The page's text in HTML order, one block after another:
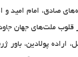
صادق، امام امید و
قلوب ملت‌های جهان
اراده پولادین،